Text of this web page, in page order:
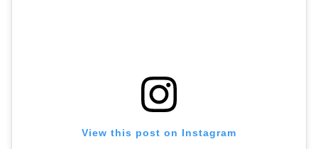
View this post on Instagram